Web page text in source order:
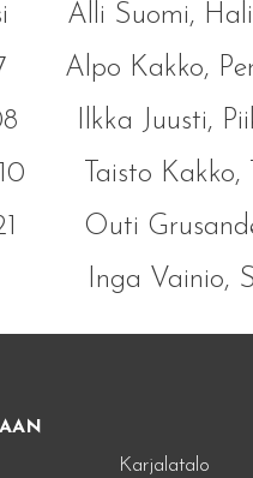
Alli Suomi,
Alpo Kakko,
Ilkka Juusti,
Taisto Kakko,
Outi
Vainio,
Karjalatalo